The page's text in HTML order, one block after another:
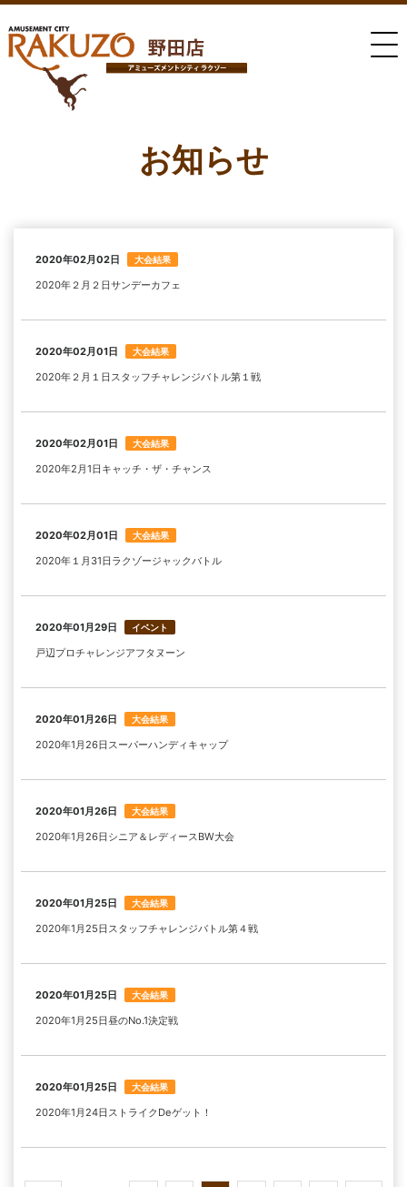
お知らせ
2020年02月02日 大会結果
2020年２月２日サンデーカフェ
2020年02月01日 大会結果
2020年２月１日スタッフチャレンジバトル第１戦
2020年02月01日 大会結果
2020年2月1日キャッチ・ザ・チャンス
2020年02月01日 大会結果
2020年１月31日ラクゾージャックバトル
2020年01月29日 イベント
戸辺プロチャレンジアフタヌーン
2020年01月26日 大会結果
2020年1月26日スーパーハンディキャップ
2020年01月26日 大会結果
2020年1月26日シニア＆レディースBW大会
2020年01月25日 大会結果
2020年1月25日スタッフチャレンジバトル第４戦
2020年01月25日 大会結果
2020年1月25日昼のNo.1決定戦
2020年01月25日 大会結果
2020年1月24日ストライクDeゲット！